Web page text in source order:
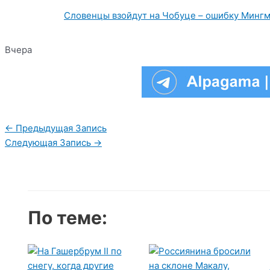
Словенцы взойдут на Чобуце – ошибку
Вчера
Навигация
по
← Предыдущая Запись
Следующая Запись →
По теме: